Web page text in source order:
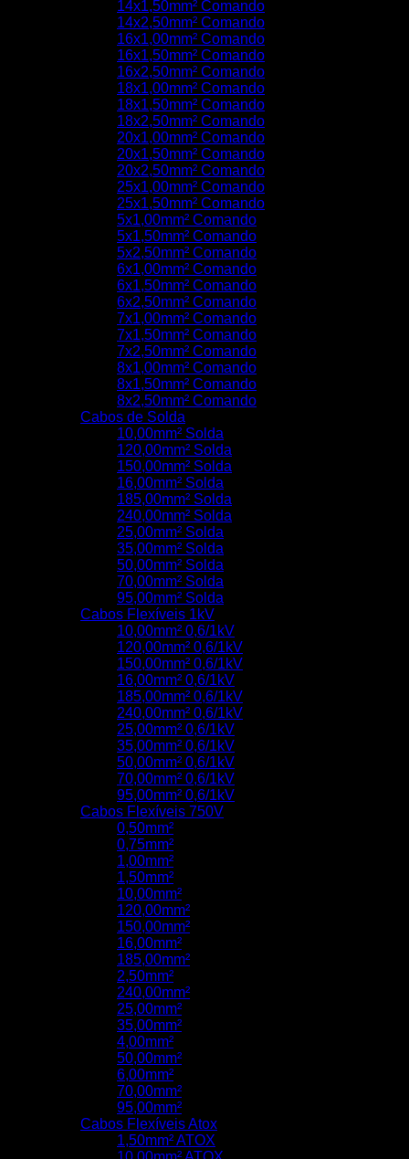
14x1,50mm² Comando
14x2,50mm² Comando
16x1,00mm² Comando
16x1,50mm² Comando
16x2,50mm² Comando
18x1,00mm² Comando
18x1,50mm² Comando
18x2,50mm² Comando
20x1,00mm² Comando
20x1,50mm² Comando
20x2,50mm² Comando
25x1,00mm² Comando
25x1,50mm² Comando
5x1,00mm² Comando
5x1,50mm² Comando
5x2,50mm² Comando
6x1,00mm² Comando
6x1,50mm² Comando
6x2,50mm² Comando
7x1,00mm² Comando
7x1,50mm² Comando
7x2,50mm² Comando
8x1,00mm² Comando
8x1,50mm² Comando
8x2,50mm² Comando
Cabos de Solda
10,00mm² Solda
120,00mm² Solda
150,00mm² Solda
16,00mm² Solda
185,00mm² Solda
240,00mm² Solda
25,00mm² Solda
35,00mm² Solda
50,00mm² Solda
70,00mm² Solda
95,00mm² Solda
Cabos Flexíveis 1kV
10,00mm² 0,6/1kV
120,00mm² 0,6/1kV
150,00mm² 0,6/1kV
16,00mm² 0,6/1kV
185,00mm² 0,6/1kV
240,00mm² 0,6/1kV
25,00mm² 0,6/1kV
35,00mm² 0,6/1kV
50,00mm² 0,6/1kV
70,00mm² 0,6/1kV
95,00mm² 0,6/1kV
Cabos Flexíveis 750V
0,50mm²
0,75mm²
1,00mm²
1,50mm²
10,00mm²
120,00mm²
150,00mm²
16,00mm²
185,00mm²
2,50mm²
240,00mm²
25,00mm²
35,00mm²
4,00mm²
50,00mm²
6,00mm²
70,00mm²
95,00mm²
Cabos Flexíveis Atox
1,50mm² ATOX